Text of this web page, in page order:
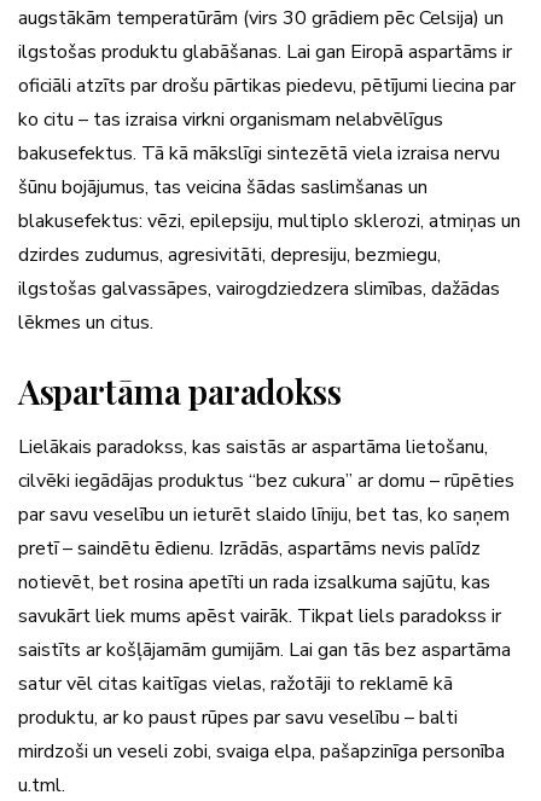
augstākām temperatūrām (virs 30 grādiem pēc Celsija) un
ilgstošas produktu glabāšanas. Lai gan Eiropā aspartāms ir
oficiāli atzīts par drošu pārtikas piedevu, pētījumi liecina par
ko citu – tas izraisa virkni organismam nelabvēlīgus
bakusefektus. Tā kā mākslīgi sintezētā viela izraisa nervu
šūnu bojājumus, tas veicina šādas saslimšanas un
blakusefektus: vēzi, epilepsiju, multiplo sklerozi, atmiņas un
dzirdes zudumus, agresivitāti, depresiju, bezmiegu,
ilgstošas galvassāpes, vairogdziedzera slimības, dažādas
lēkmes un citus.
Aspartāma paradokss
Lielākais paradokss, kas saistās ar aspartāma lietošanu,
cilvēki iegādājas produktus “bez cukura” ar domu – rūpēties
par savu veselību un ieturēt slaido līniju, bet tas, ko saņem
pretī – saindētu ēdienu. Izrādās, aspartāms nevis palīdz
notievēt, bet rosina apetīti un rada izsalkuma sajūtu, kas
savukārt liek mums apēst vairāk. Tikpat liels paradokss ir
saistīts ar košļājamām gumijām. Lai gan tās bez aspartāma
satur vēl citas kaitīgas vielas, ražotāji to reklamē kā
produktu, ar ko paust rūpes par savu veselību – balti
mirdzoši un veseli zobi, svaiga elpa, pašapzinīga personība
u.tml.